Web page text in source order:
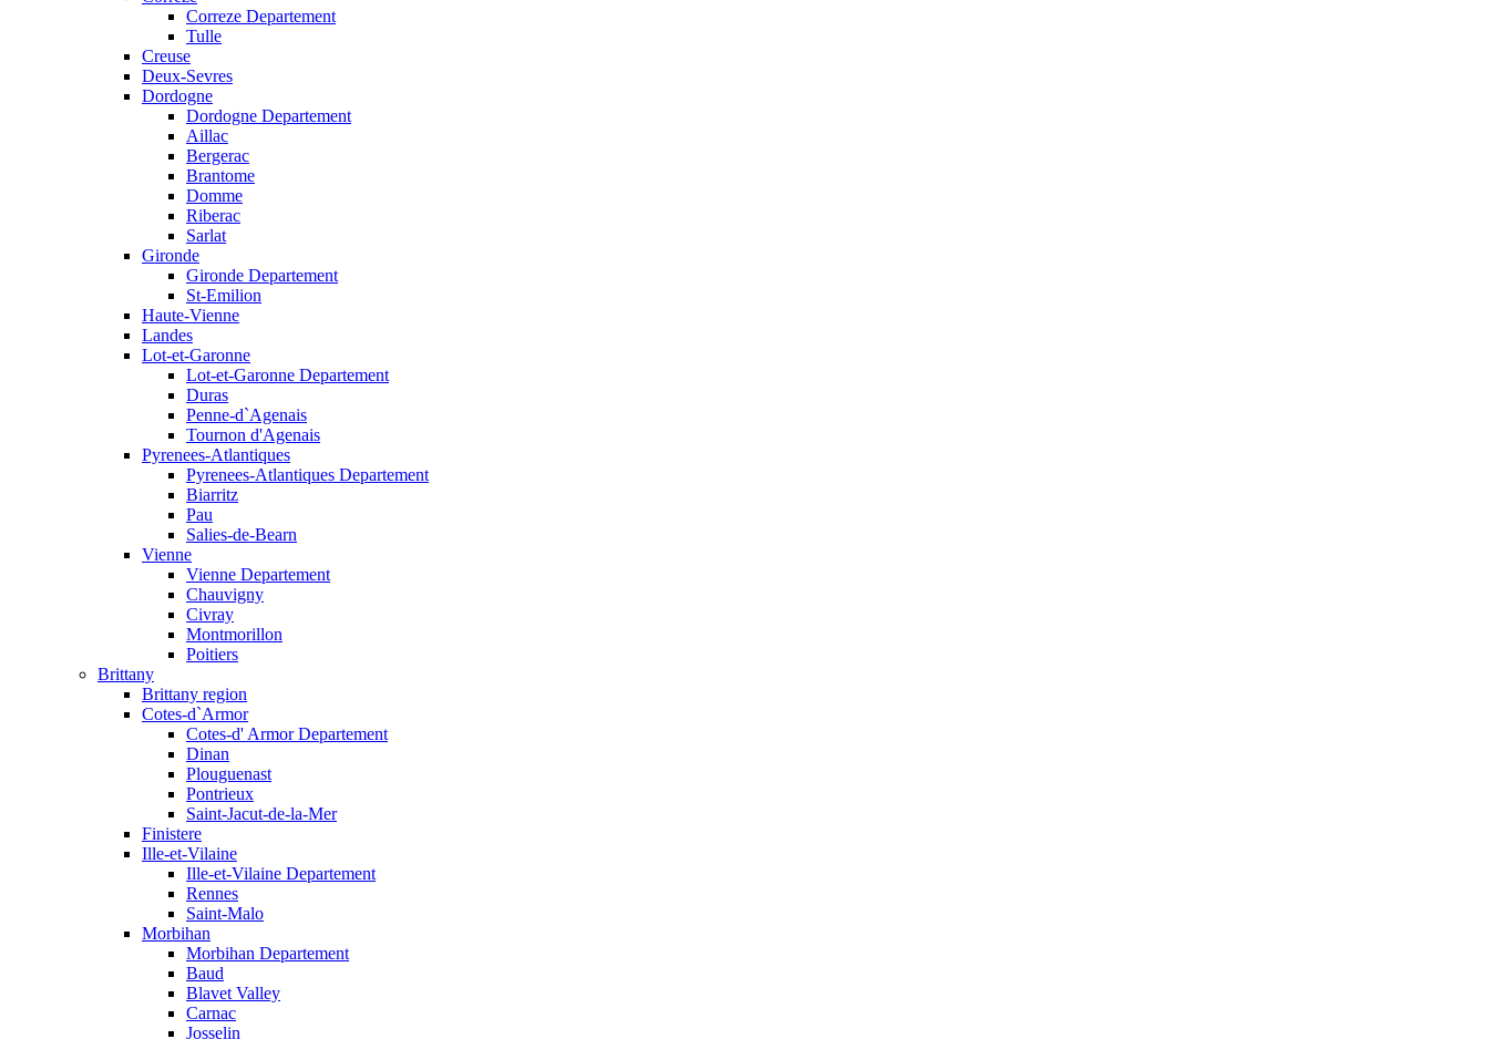
Correze Departement
Tulle
Creuse
Deux-Sevres
Dordogne
Dordogne Departement
Aillac
Bergerac
Brantome
Domme
Riberac
Sarlat
Gironde
Gironde Departement
St-Emilion
Haute-Vienne
Landes
Lot-et-Garonne
Lot-et-Garonne Departement
Duras
Penne-d`Agenais
Tournon d'Agenais
Pyrenees-Atlantiques
Pyrenees-Atlantiques Departement
Biarritz
Pau
Salies-de-Bearn
Vienne
Vienne Departement
Chauvigny
Civray
Montmorillon
Poitiers
Brittany
Brittany region
Cotes-d`Armor
Cotes-d' Armor Departement
Dinan
Plouguenast
Pontrieux
Saint-Jacut-de-la-Mer
Finistere
Ille-et-Vilaine
Ille-et-Vilaine Departement
Rennes
Saint-Malo
Morbihan
Morbihan Departement
Baud
Blavet Valley
Carnac
Josselin